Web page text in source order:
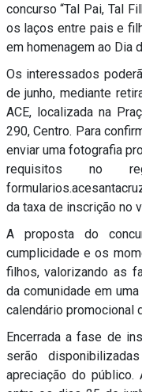
concurso “Tal Pai, Tal
os laços entre pais e
em homenagem ao Dia
Os interessados
de junho, mediante
ACE, localizada na
290, Centro. Para
enviar uma fotografia
requisitos no
da taxa de inscrição no
A proposta do
cumplicidade e os
filhos, valorizando as
da comunidade em
calendário promocional
Encerrada a fase de
serão
apreciação do público.